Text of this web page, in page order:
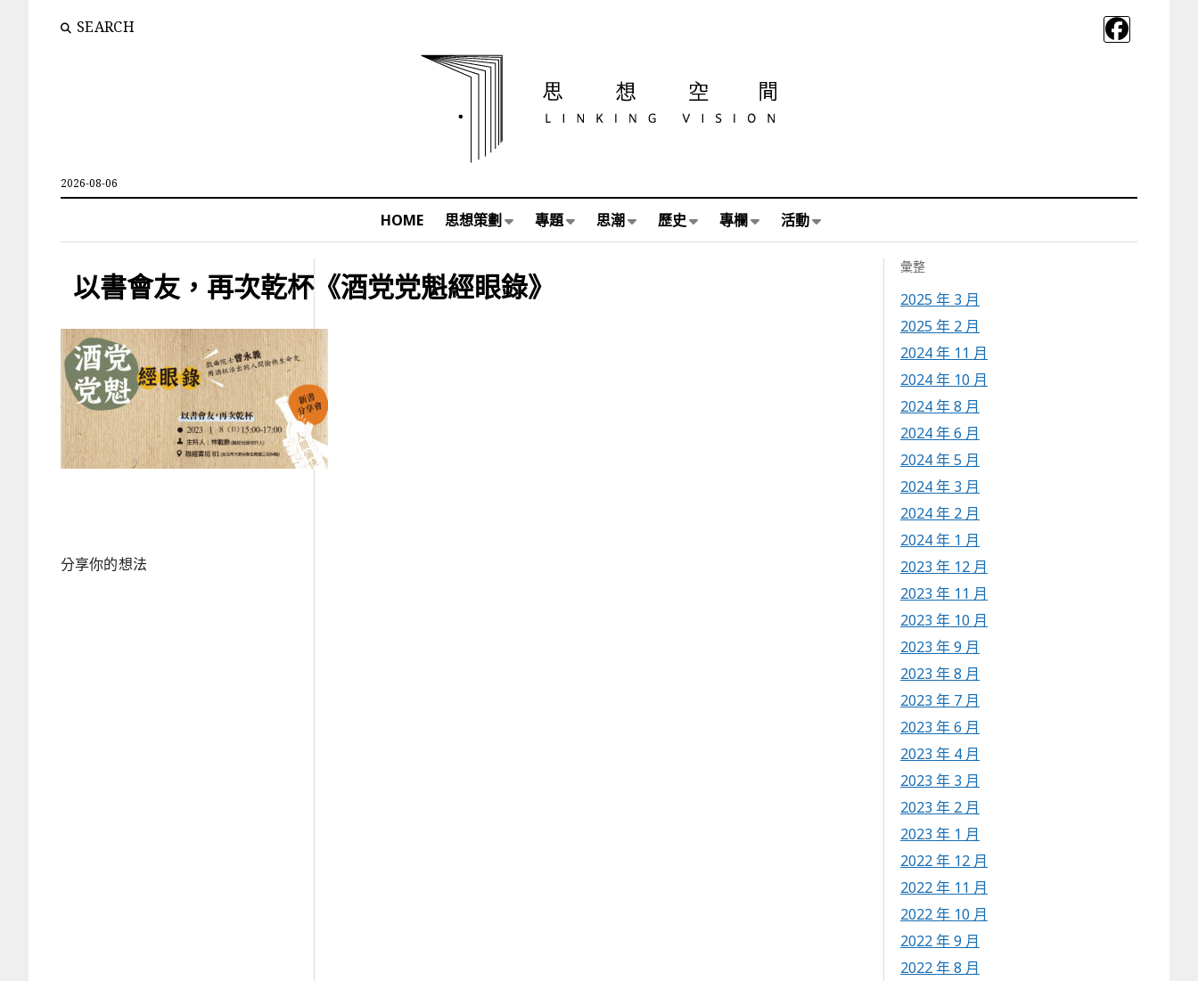
SEARCH
2026-08-06
HOME 思想策劃 專題 思潮 歷史 專欄 活動
以書會友，再次乾杯《酒党党魁經眼錄》
分享你的想法
彙整
2025 年 3 月
2025 年 2 月
2024 年 11 月
2024 年 10 月
2024 年 8 月
2024 年 6 月
2024 年 5 月
2024 年 3 月
2024 年 2 月
2024 年 1 月
2023 年 12 月
2023 年 11 月
2023 年 10 月
2023 年 9 月
2023 年 8 月
2023 年 7 月
2023 年 6 月
2023 年 4 月
2023 年 3 月
2023 年 2 月
2023 年 1 月
2022 年 12 月
2022 年 11 月
2022 年 10 月
2022 年 9 月
2022 年 8 月